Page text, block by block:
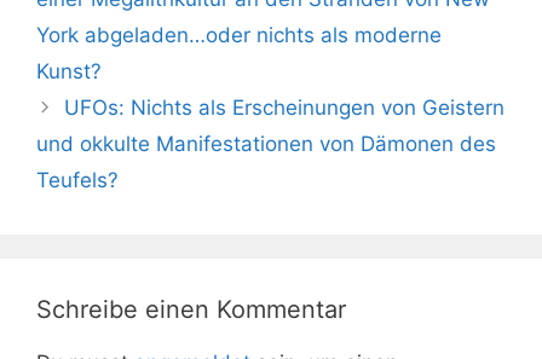
York abgeladen…oder nichts als moderne
Kunst?
UFOs: Nichts als Erscheinungen von Geistern
und okkulte Manifestationen von Dämonen des
Teufels?
Schreibe einen Kommentar